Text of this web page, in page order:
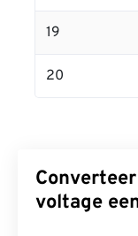
19
20
voltage